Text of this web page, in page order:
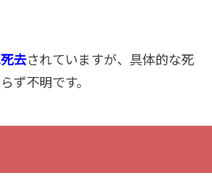
去されていますが、具体的な死
ず不明です。